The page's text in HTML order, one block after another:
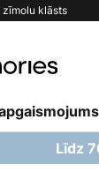
zīmolu klāsts
Līdz